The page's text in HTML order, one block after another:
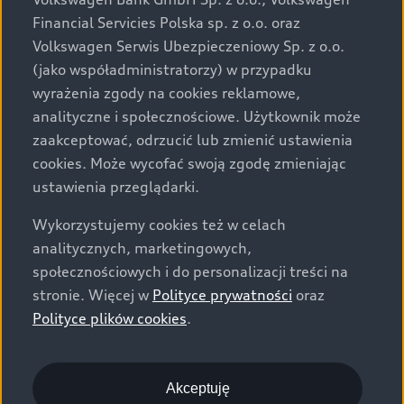
za dopłatą. Wiążące ustalenie ceny, wyposażenia i
specyfikacji pojazdu następują w umowie sprzedaży, a
określenie parametrów technicznych zawiera
świadectwo homologacji typu pojazdu. Zastrzegamy
sobie prawo do zmian i pomyłek. Wszelkie informacje
prezentowane na stronie są aktualne na dzień ich
zamieszczania. W celu uzyskania najnowszych
informacji prosimy kontaktować się z Partnerem Marki
Audi.
Wszystkie produkowane obecnie samochody marki Audi
są wykonywane z materiałów spełniających pod
względem możliwości odzysku i recyklingu wymagania
określone w normie ISO 22628 i są zgodne z
europejskimi świadectwami homologacji wydanymi wg
o.o. podlega obowiązkowi zapewnienia wszystkim
użytkownikom samochodów marki Volkswagen sieci
Financial Servicies Polska sp. z o.o. oraz
Volkswagen Serwis Ubezpieczeniowy Sp. z o.o.
(jako współadministratorzy) w przypadku
wyrażenia zgody na cookies reklamowe,
analityczne i społecznościowe. Użytkownik może
zaakceptować, odrzucić lub zmienić ustawienia
cookies. Może wycofać swoją zgodę zmieniając
ustawienia przeglądarki.
Wykorzystujemy cookies też w celach
analitycznych, marketingowych,
społecznościowych i do personalizacji treści na
stronie. Więcej w Polityce prywatności oraz
Polityce plików cookies.
Akceptuję